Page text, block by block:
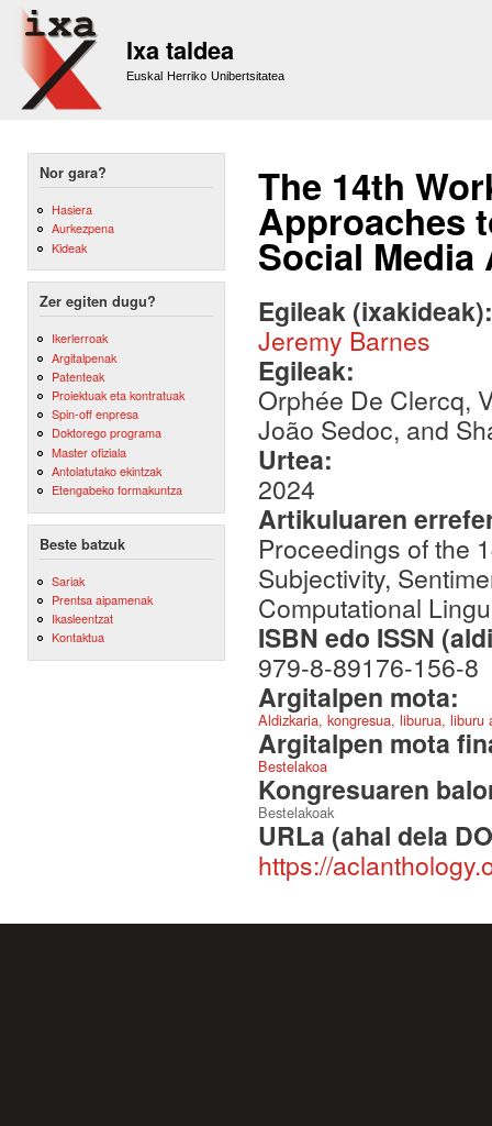
Ixa taldea
Euskal Herriko Unibertsitatea
Nor gara?
Hasiera
Aurkezpena
Kideak
Zer egiten dugu?
Ikerlerroak
Argitalpenak
Patenteak
Proiektuak eta kontratuak
Spin-off enpresa
Doktorego programa
Master ofiziala
Antolatutako ekintzak
Etengabeko formakuntza
Beste batzuk
Sariak
Prentsa aipamenak
Ikasleentzat
Kontaktua
The 14th
Approaches
Social Media
Egileak
Jeremy Barnes
Egileak:
Orphée De Clercq,
João Sedoc, and
Urtea:
2024
Artikuluaren
Proceedings of the
Subjectivity,
Computational
ISBN edo ISSN
979-8-89176-156-8
Argitalpen mota:
Aldizkaria, kongresua, liburua,
Argitalpen mota
Bestelakoa
Kongresuaren
Bestelakoak
URLa (ahal dela
https://